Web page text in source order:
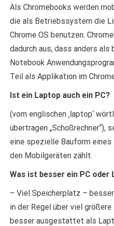
Als Chromebooks werden
die als Betriebssystem die
Chrome OS benutzen.
dadurch aus, dass anders
Notebook
Teil als Applikation im
Ist ein Laptop auch ein PC?
(vom englischen ‚laptop‘
übertragen „Schoßrechner“),
eine spezielle Bauform
den Mobilgeräten zählt.
Was ist besser ein PC oder
– Viel Speicherplatz –
in der Regel über viel
besser ausgestattet als